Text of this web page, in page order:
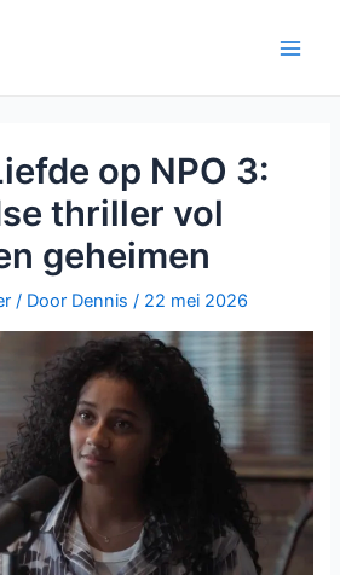
op NPO 3:
thriller vol
geheimen
/ Door Dennis/ 22 mei 2026